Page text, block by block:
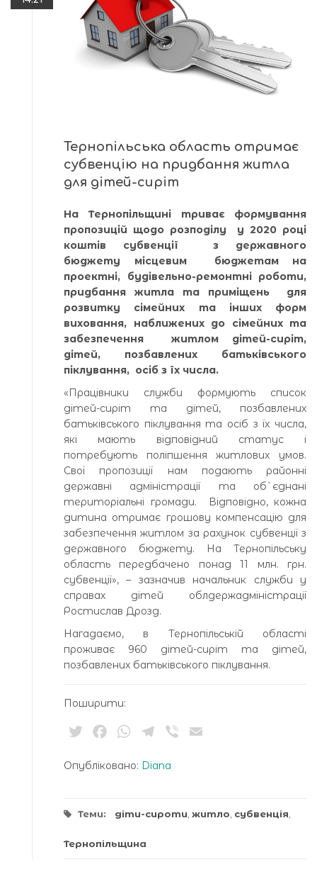
Тернопільська область отримає
субвенцію на придбання житла
для дітей-сиріт
На Тернопільщині триває формування
пропозицій щодо розподілу у 2020 році
коштів субвенції з державного
бюджету місцевим бюджетам на
проектні, будівельно-ремонтні роботи,
придбання житла та приміщень для
розвитку сімейних та інших форм
виховання, наближених до сімейних та
забезпечення житлом дітей-сиріт,
дітей, позбавлених батьківського
піклування, осіб з їх числа.
«Працівники служби формують список
дітей-сиріт та дітей, позбавлених
батьківського піклування та осіб з їх числа,
які мають відповідний статус і
потребують поліпшення житлових умов.
Свої пропозиції нам подають районні
державні адміністрації та об`єднані
територіальні громади. Відповідно, кожна
дитина отримає грошову компенсацію для
забезпечення житлом за рахунок субвенції з
державного бюджету. На Тернопільську
область передбачено понад 11 млн. грн.
субвенції», – зазначив начальник служби у
справах дітей облдержадміністрації
Ростислав Дрозд.
Нагадаємо, в Тернопільській області
проживає 960 дітей-сиріт та дітей,
позбавлених батьківського піклування.
Поширити:
TwitterFacebookWhatsApp
Telegram
Viber
Опубліковано: Diana
Теми: діти-сироти, житло, субвенція,
Тернопільщина